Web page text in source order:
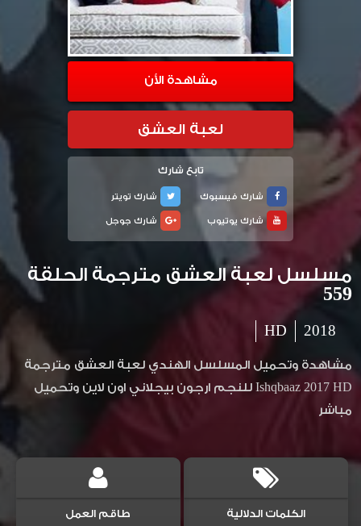
مشاهدة الأن
لعبة العشق
تابع شارك
شارك فيسبوك
شارك تويتر
شارك يوتيوب
شارك جوجل
مسلسل لعبة العشق مترجمة الحلقة
559
2018
HD
مشاهدة وتحميل المسلسل الهندي لعبة العشق مترجمة
Ishqbaaz 2017 HD للنجم ارجون بيجلاني اون لاين وتحميل
مباشر
الكلمات الدلالية طاقم العمل